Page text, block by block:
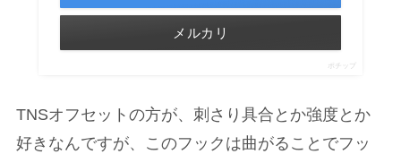
メルカリ
ポチップ
TNSオフセットの方が、刺さり具合とか強度とか
好きなんですが、このフックは曲がることでフッ